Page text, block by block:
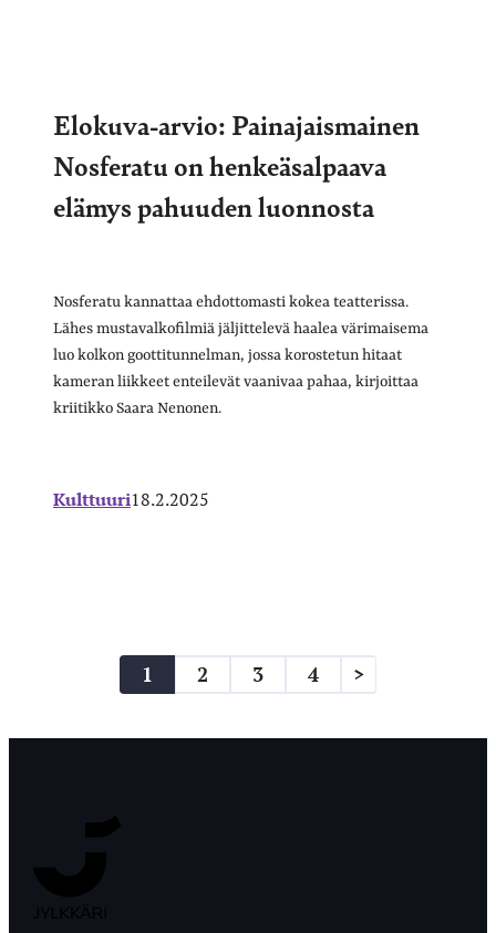
Elokuva-arvio: Painajaismainen
Nosferatu on henkeäsalpaava
elämys pahuuden luonnosta
Nosferatu kannattaa ehdottomasti kokea teatterissa.
Lähes mustavalkofilmiä jäljittelevä haalea värimaisema
luo kolkon goottitunnelman, jossa korostetun hitaat
kameran liikkeet enteilevät vaanivaa pahaa, kirjoittaa
kriitikko Saara Nenonen.
Kulttuuri18.2.2025
Artikkelien
sivutus
1 2 3 4 >